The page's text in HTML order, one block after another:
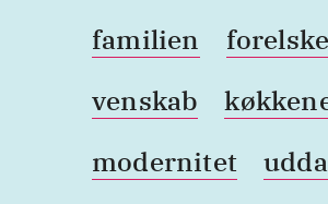
familien
venskab
modernitet